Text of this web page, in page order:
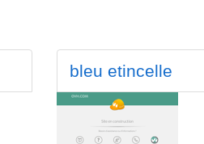
bleu etincelle